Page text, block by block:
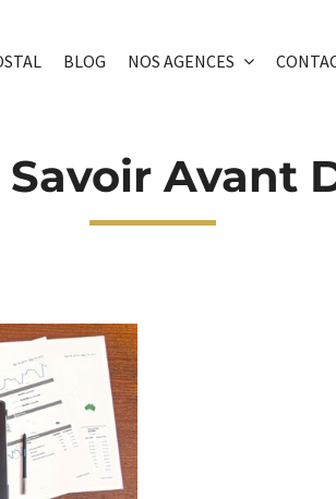
BLOG NOS AGENCES
Avant